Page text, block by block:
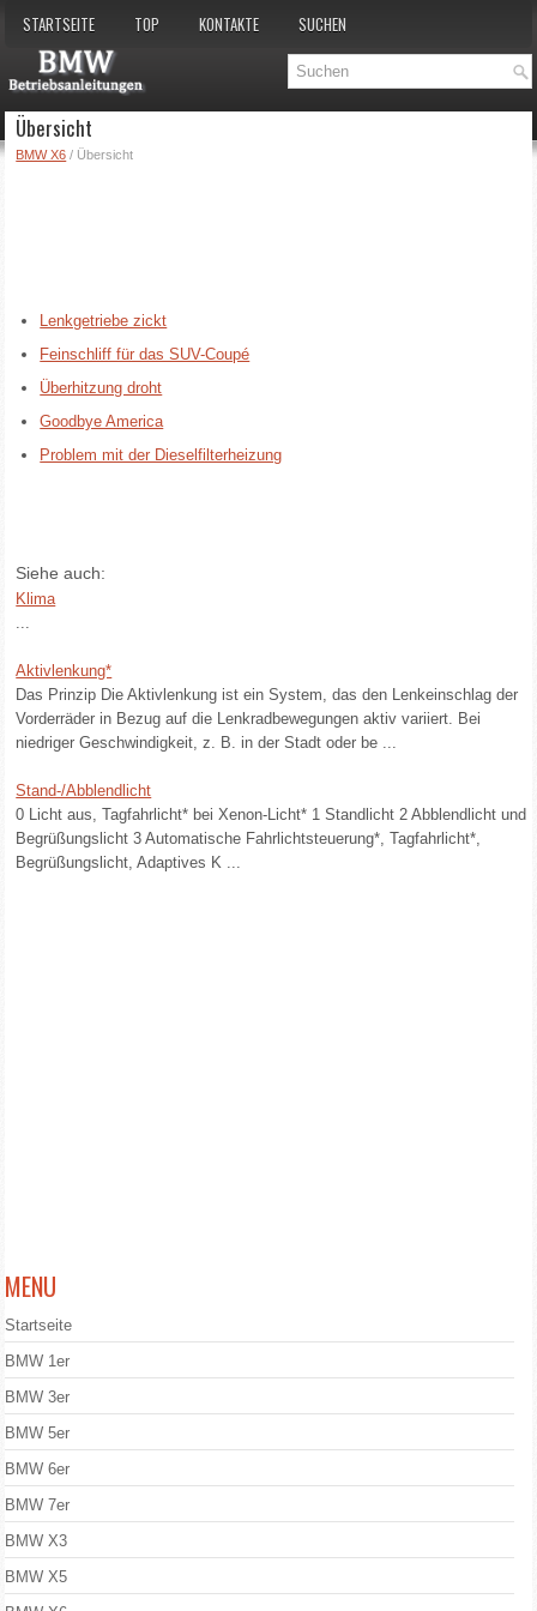
STARTSEITE TOP KONTAKTE SUCHEN
Übersicht
BMW X6 / Übersicht
Lenkgetriebe zickt
Feinschliff für das SUV-Coupé
Überhitzung droht
Goodbye America
Problem mit der Dieselfilterheizung
Siehe auch:
Klima
...
Aktivlenkung*
Das Prinzip Die Aktivlenkung ist ein System, das den Lenkeinschlag der
Vorderräder in Bezug auf die Lenkradbewegungen aktiv variiert. Bei
niedriger Geschwindigkeit, z. B. in der Stadt oder be ...
Stand-/Abblendlicht
0 Licht aus, Tagfahrlicht* bei Xenon-Licht* 1 Standlicht 2 Abblendlicht und
Begrüßungslicht 3 Automatische Fahrlichtsteuerung*, Tagfahrlicht*,
Begrüßungslicht, Adaptives K ...
MENU
Startseite
BMW 1er
BMW 3er
BMW 5er
BMW 6er
BMW 7er
BMW X3
BMW X5